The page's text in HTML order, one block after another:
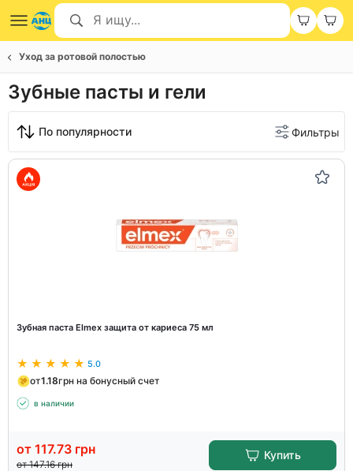
Уход за ротовой полостью
Зубные пасты и гели
По популярности Фильтры
Зубная паста Elmex защита от кариеса 75 мл
5.0
от1.18грн на бонусный счет
в наличии
от 117.73 грн
от 147.16грн
Купить